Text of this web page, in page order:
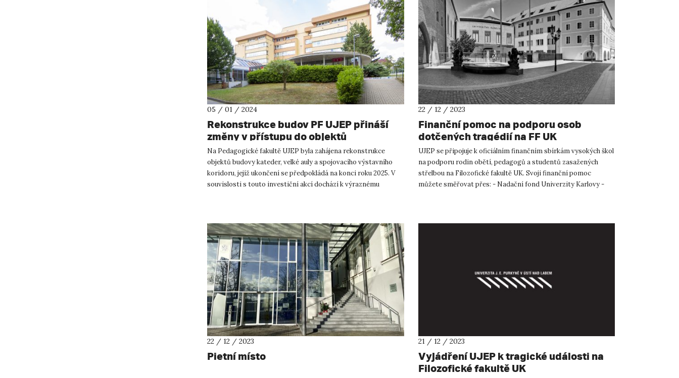
05 / 01 / 2024
Rekonstrukce budov PF UJEP přináší
změny v přístupu do objektů
Na Pedagogické fakultě UJEP byla zahájena rekonstrukce
objektů budovy kateder, velké auly a spojovacího výstavního
koridoru, jejíž ukončení se předpokládá na konci roku 2025. V
souvislosti s touto investiční akcí dochází k výraznému
22 / 12 / 2023
Finanční pomoc na podporu osob
dotčených tragédií na FF UK
UJEP se připojuje k oficiálním finančním sbírkám vysokých škol
na podporu rodin obětí, pedagogů a studentů zasažených
střelbou na Filozofické fakultě UK. Svoji finanční pomoc
můžete směřovat přes: - Nadační fond Univerzity Karlovy -
22 / 12 / 2023
Pietní místo
21 / 12 / 2023
Vyjádření UJEP k tragické události na
Filozofické fakultě UK